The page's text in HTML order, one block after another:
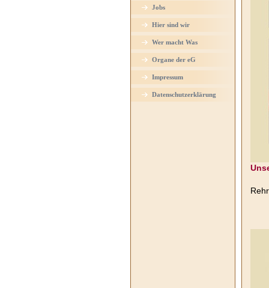
Jobs
Hier sind wir
Wer macht Was
Organe der eG
Impressum
Datenschutzerklärung